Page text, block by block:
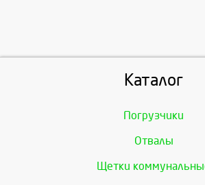
Каталог
Погрузчики
Отвалы
Щетки